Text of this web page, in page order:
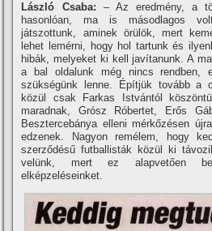
László Csaba: – Az eredmény, a
hasonlóan, ma is másodlagos
játszottunk, aminek örülök, mert
lehet lemérni, hogy hol tartunk és
hibák, melyeket ki kell javí­tanunk. A
a bal oldalunk még nincs rendben,
szükségünk lenne. Épí­tjük tovább a
közül csak Farkas Istvántól
maradnak, Grósz Róbertet, Erős
Besztercebánya elleni mérkőzésen
edzenek. Nagyon remélem, hogy
szerződésű futballisták közül ki
velünk, mert ez alapvetően
elképzeléseinket.